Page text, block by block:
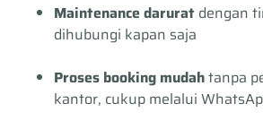
Maintenance darurat dengan
dihubungi kapan saja
Proses booking mudahtanpa
kantor, cukup melalui